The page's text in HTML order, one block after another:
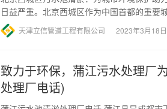
日益严重。北京西城区作为中国首都的重要
要议题。其中，污水池清淤是…
天津立信管道工程有限公司 2023年3月18日
致力于环保，蒲江污水处理厂
处理厂电话)